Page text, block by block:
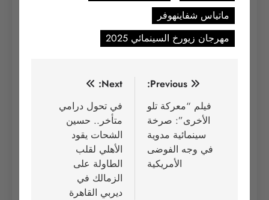
ماتياس شفاينهوفر
مهرجان زيورخ السينمائي 2025
تصفّح
المقالات
Previous:
فيلم “معركة تلو
الأخرى”: صرخة
سينمائية مدوية
في وجه الفوضى
الأمريكية
Next:
في تحول درامي
متأخر.. حسين
الشحات يقود
الأهلي لقلب
الطاولة على
الزمالك في
ديربي القاهرة